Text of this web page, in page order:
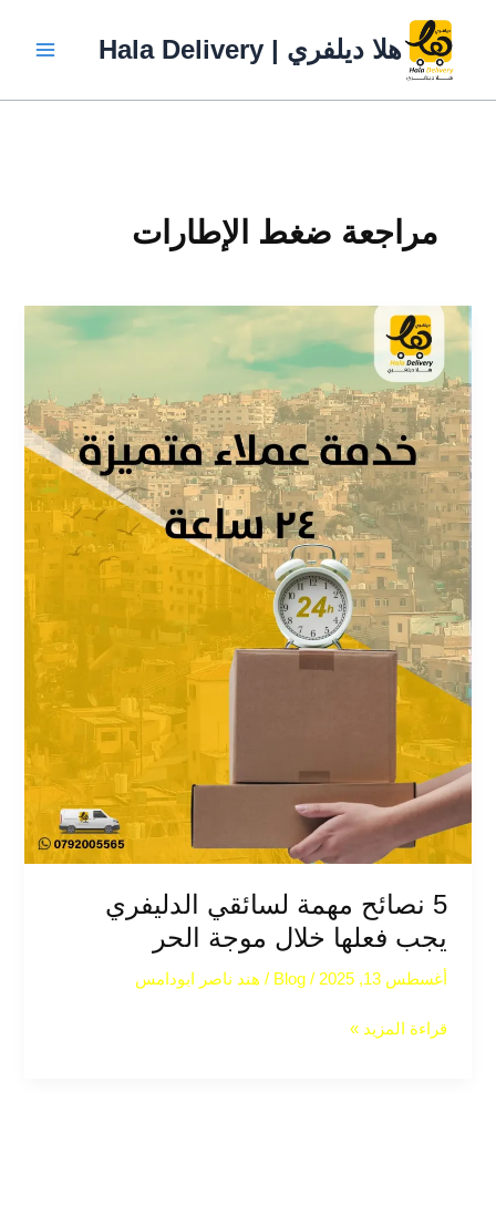
المحتوى
هلا ديلفري | Hala Delivery
مراجعة ضغط الإطارات
5 نصائح مهمة لسائقي الدليفري
يجب فعلها خلال موجة الحر
أغسطس 13, 2025 /
Blog
/ هند ناصر ابودامس
5
نصائح
مهمة
لسائقي
الدليفري
يجب
فعلها
خلال
موجة
الحر
قراءة المزيد »